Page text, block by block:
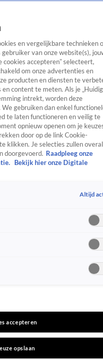
TV Algemeen
Tip
RealityCrimeVideo's
leven
terugkeer
en vergelijkbare technieken
van onze website(s),
cookies accepteren” selecteert,
om onze advertenties en
producten en diensten te
content te meten. Als je
intrekt, worden deze
gebruiken dan enkel
te laten functioneren en veilig te
opnieuw openen om je
door op de link Cookie-
klikken. Je selecties zullen overal
doorgevoerd. Raadpleeg onze
Bekijk hier onze Digitale
Altijd
accepteren
opslaan